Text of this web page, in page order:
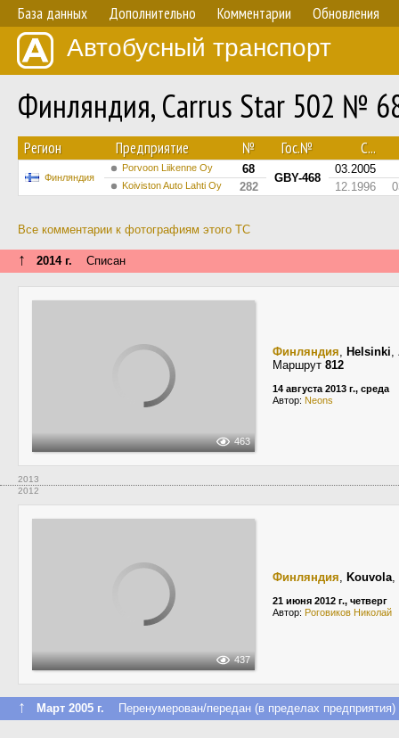
База данных Дополнительно Комментарии Обновления
Автобусный транспорт
Финляндия, Carrus Star 502 №
Регион Предприятие № Гос.№ С...
Финляндия
Porvoon Liikenne Oy 68
GBY-468
03.2005
Koiviston Auto Lahti Oy 282 12.1996
Все комментарии к фотографиям этого ТС
↑ 2014 г. Списан
463
Финляндия, Helsinki,
Маршрут 812
14 августа 2013 г., среда
Автор: Neons
2013
2012
437
Финляндия, Kouvola,
21 июня 2012 г., четверг
Автор: Роговиков Николай
↑ Март 2005 г. Перенумерован/передан (в пределах предприятия)